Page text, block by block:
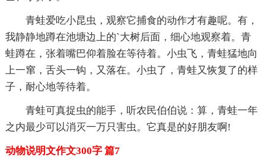
青蛙爱吃小昆虫，观察它捕食的动作才有趣呢。有，
我静静地蹲在池塘边上的`大树后面，细心地观察着。青
蛙蹲在，张着嘴巴仰着脸在等待着。小虫飞，青蛙猛地向
上一窜，舌头一钩，又落在。小虫了，青蛙又恢复了的样
子，耐心地等待着。
青蛙可真捉虫的能手，听农民伯伯说：算，青蛙一年
之内最少可以消灭一万只害虫。它真是的好朋友啊!
动物说明文作文300字 篇7